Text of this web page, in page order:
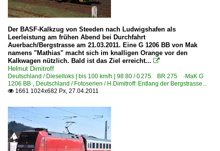
Häfen - Und Güterverkehr Köln ·HGK·
Unternehmen (L - Z)
Locon Logistik und Consulting AG, Berlin
Monti Gleisbau GmbH, Merchweiler
Niederrheinische Verkehrsbetriebe AG, Moers ·NIAG·
Railpool GmbH, München ·Rpool·
Westfälische Landes-Eisenbahn GmbH, Lippstadt ·WLE·
Frankreich
Der BASF-Kalkzug von Steeden nach Ludwigshafen als
Leerleistung am frühen Abend bei Durchfahrt
Auerbach/Bergstrasse am 21.03.2011. Eine G 1206 BB von Mak
namens "Mathias" macht sich im knalligen Orange vor den
Kalkwagen nützlich. Bald ist das Ziel erreicht... 
Helmut Dimitroff
Deutschland / Dieselloks | bis 100 km/h | 98 80 / 0 275 BR 275 ·MaK G
1206 BB·, Deutschland / Fotoserien / H.Dimitroff: Entlang der Bergstrasse...
 1661 1024x682 Px, 27.04.2011